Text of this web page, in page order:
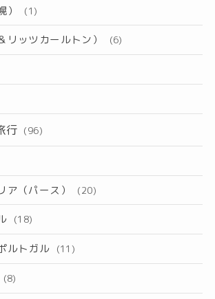
） (1)
リッツカールトン） (6)
行 (96)
ア（パース） (20)
(18)
ルトガル (11)
(8)